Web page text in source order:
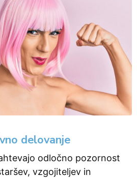
delovanje
odločno pozornost
vzgojiteljev in